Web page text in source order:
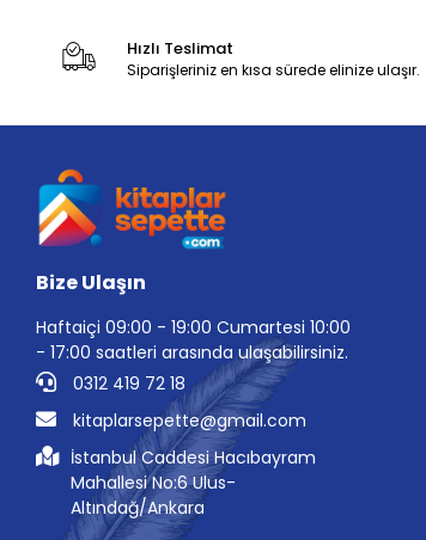
Hızlı Teslimat
Siparişleriniz en kısa sürede elinize ulaşır.
Bize Ulaşın
Haftaiçi 09:00 - 19:00 Cumartesi 10:00
- 17:00 saatleri arasında ulaşabilirsiniz.
0312 419 72 18
kitaplarsepette@gmail.com
İstanbul Caddesi Hacıbayram
Mahallesi No:6 Ulus-
Altındağ/Ankara